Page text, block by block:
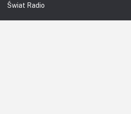
Świat Radio
FOTOGRAFIA, EDUKACJA I HI-TECH